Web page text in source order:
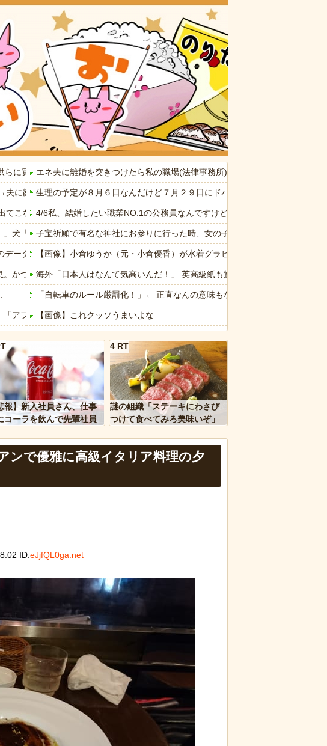
らに買ったの見て（カネモ…！）って思った
夫に顔をはたかれ「病気だからって甘えるな！旦那様の為に家事をしろ！」夫が
てこない弟(30代)。問題は誰がこいつを引き取るか→結局遺産を全て弟に相続する
」犬「…？（ぷい」
データを消した８歳の息子。理由は嫁が叱った腹いせ→滅多に怒らない嫁が子供に
かつての海だった痕跡が残されていた
アフリカゾウ」「バッファロー」「コーカサスオオカブト」
味を言ってきた友人、その子どもが重度のアレルギー持ちだと判明した途端、過
売った結果ｗｗｗ」 ほか
」トランプ、国防総省職員数千人をウソ発見器にかける方針
やお煽り運転など盛りだくさん
エネ夫に離婚を突きつけたら私の職場(法律事務所)に乗り込んできた 堂々
生理の予定が８月６日なんだけど７月２９日にドバッと鮮血でたから生理か
4/6私、結婚したい職業NO.1の公務員なんですけど、嫁が子供連れて家出
子宝祈願で有名な神社にお参りに行った時、女の子が生まれるという赤い
【画像】小倉ゆうか（元・小倉優香）が水着グラビア復帰ｗｗｗｗｗ
海外「日本人はなんて気高いんだ！」 英高級紙も驚愕した極限の中の日本
「自転車のルール厳罰化！」← 正直なんの意味もなかった件ｗｗｗｗｗｗｗ
【画像】これクッソうまいよな
誰も言わないけど冷やし中華って言うほどうまくないよね
大阪の「ガチでうまいラーメン」Tier表wwwwwww
【画像】カップラーメン食べるんだけどどれがいいかな！？w
【水族館】水槽掃除中の飼育員、ジンベエザメからとんでもない“スキンシ
みんなは職場のBBQなに持ってけば嬉しい？
【悲報】味噌ラーメンで行列、出来ない
報】新入社員さん、仕事
コーラを飲んで先輩社員
4 RT
謎の組織「ステーキにわさび
つけて食べてみろ美味いぞ」
ンで優雅に高級イタリア料理の夕
ID:eJjfQL0ga.net